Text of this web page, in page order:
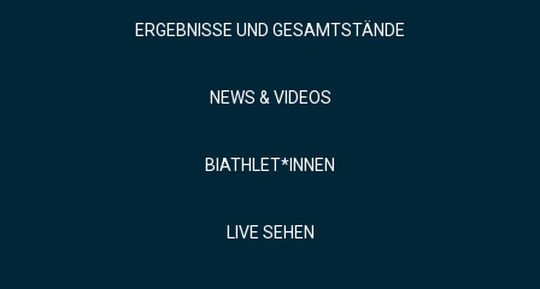
ERGEBNISSE UND GESAMTSTÄNDE
NEWS & VIDEOS
BIATHLET*INNEN
LIVE SEHEN